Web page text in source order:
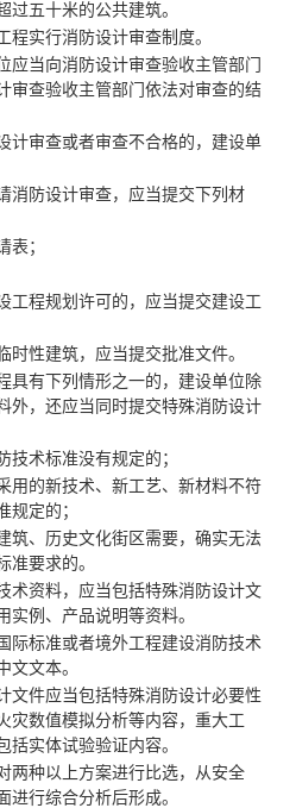
过五十米的公共建筑。
实行消防设计审查制度。
应当向消防设计审查验收主管部门
审查验收主管部门依法对审查的结
计审查或者审查不合格的，建设单
消防设计审查，应当提交下列材
表；
工程规划许可的，应当提交建设工
时性建筑，应当提交批准文件。
具有下列情形之一的，建设单位除
外，还应当同时提交特殊消防设计
技术标准没有规定的；
用的新技术、新工艺、新材料不符
规定的；
筑、历史文化街区需要，确实无法
准要求的。
术资料，应当包括特殊消防设计文
实例、产品说明等资料。
际标准或者境外工程建设消防技术
文文本。
文件应当包括特殊消防设计必要性
灾数值模拟分析等内容，重大工
括实体试验验证内容。
两种以上方案进行比选，从安全
进行综合分析后形成。